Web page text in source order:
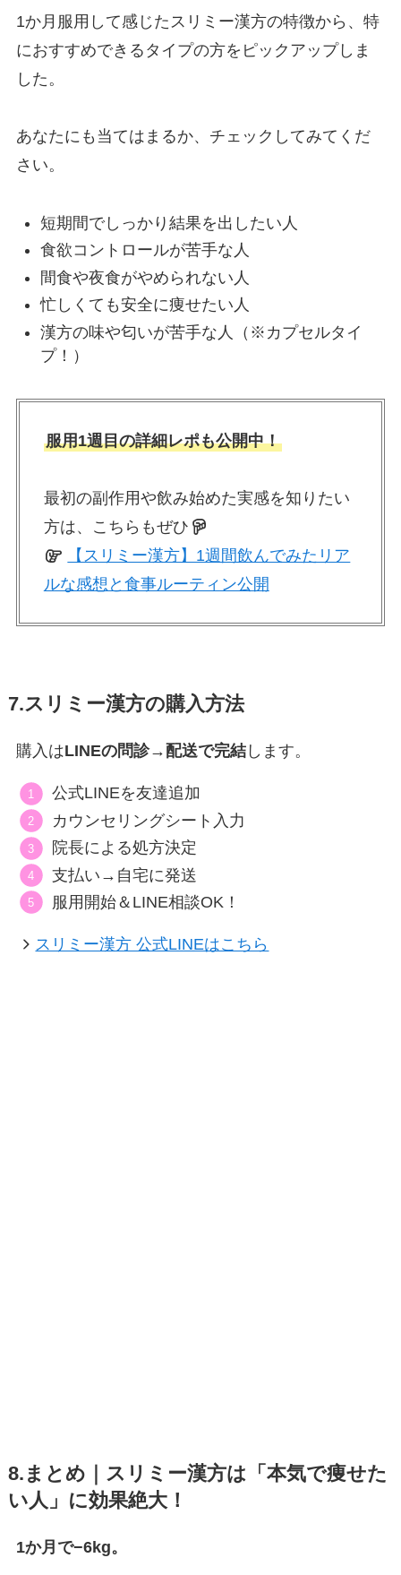
1か月服用して感じたスリミー漢方の特徴から、特
におすすめできるタイプの方をピックアップしま
した。
あなたにも当てはまるか、チェックしてみてくだ
さい。
短期間でしっかり結果を出したい人
食欲コントロールが苦手な人
間食や夜食がやめられない人
忙しくても安全に痩せたい人
漢方の味や匂いが苦手な人（※カプセルタイ
プ！）
服用1週目の詳細レポも公開中！
最初の副作用や飲み始めた実感を知りたい
方は、こちらもぜひ
【スリミー漢方】1週間飲んでみたリア
ルな感想と食事ルーティン公開
7.スリミー漢方の購入方法
購入はLINEの問診→配送で完結します。
公式LINEを友達追加
カウンセリングシート入力
院長による処方決定
支払い→自宅に発送
服用開始＆LINE相談OK！
スリミー漢方 公式LINEはこちら
8.まとめ｜スリミー漢方は「本気で痩せた
い人」に効果絶大！
1か月で−6kg。